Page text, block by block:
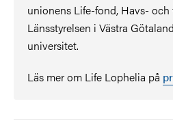
unionens Life-fond, Havs-
Länsstyrelsen i Västra
universitet.
Läs mer om Life Lophelia på